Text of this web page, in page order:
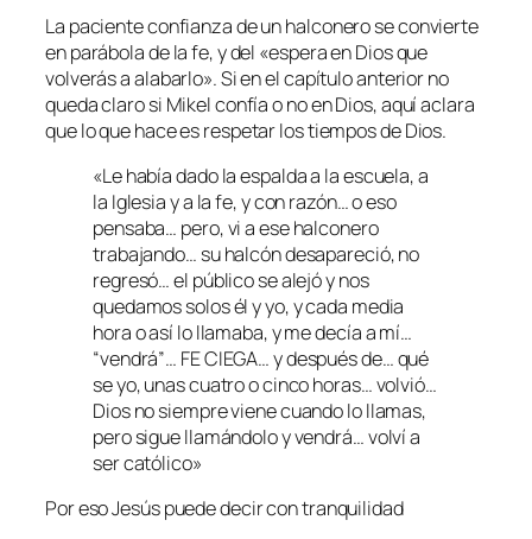
La paciente confianza de un halconero se convierte
en parábola de la fe, y del «espera en Dios que
volverás a alabarlo». Si en el capítulo anterior no
queda claro si Mikel confía o no en Dios, aquí aclara
que lo que hace es respetar los tiempos de Dios.
«Le había dado la espalda a la escuela, a
la Iglesia y a la fe, y con razón… o eso
pensaba… pero, vi a ese halconero
trabajando… su halcón desapareció, no
regresó… el público se alejó y nos
quedamos solos él y yo, y cada media
hora o así lo llamaba, y me decía a mí…
“vendrá”… FE CIEGA… y después de… qué
se yo, unas cuatro o cinco horas… volvió…
Dios no siempre viene cuando lo llamas,
pero sigue llamándolo y vendrá… volví a
ser católico»
Por eso Jesús puede decir con tranquilidad